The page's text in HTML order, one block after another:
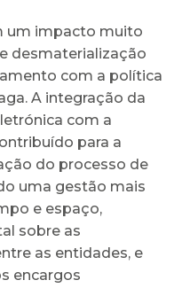
um impacto muito
desmaterialização
com a política
A integração da
com a
para a
do processo de
uma gestão mais
e espaço,
sobre as
as entidades, e
encargos